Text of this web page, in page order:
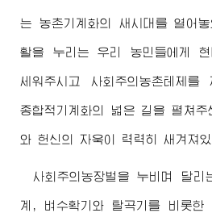
는 농촌기계화의 새시대를 열어
활을 누리는 우리 농민들에게 현
세워주시고 사회주의농촌테제를
종합적기계화의 넓은 길을 펼쳐주
와 헌신의 자욱이 력력히 새겨져있
사회주의농장벌을 누비며 달리
계, 벼수확기와 탈곡기를 비롯한